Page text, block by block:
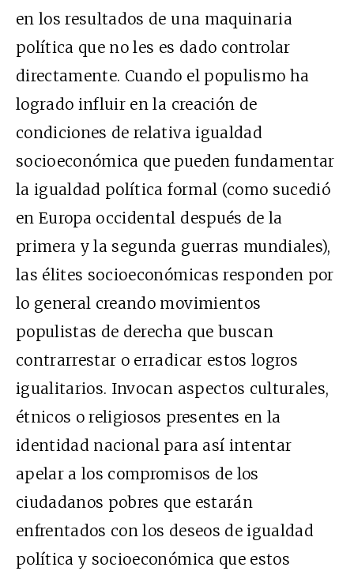
en los resultados de una maquinaria
política que no les es dado controlar
directamente. Cuando el populismo ha
logrado influir en la creación de
condiciones de relativa igualdad
socioeconómica que pueden fundamentar
la igualdad política formal (como sucedió
en Europa occidental después de la
primera y la segunda guerras mundiales),
las élites socioeconómicas responden por
lo general creando movimientos
populistas de derecha que buscan
contrarrestar o erradicar estos logros
igualitarios. Invocan aspectos culturales,
étnicos o religiosos presentes en la
identidad nacional para así intentar
apelar a los compromisos de los
ciudadanos pobres que estarán
enfrentados con los deseos de igualdad
política y socioeconómica que estos